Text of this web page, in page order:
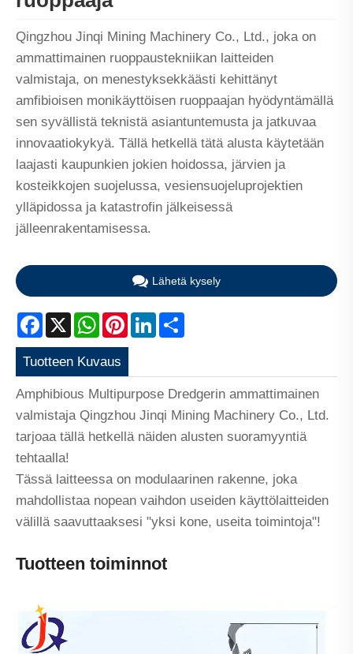
Qingzhou Jinqi Mining Machinery Co., Ltd., joka on
ammattimainen ruoppaustekniikan laitteiden
valmistaja, on menestyksekkäästi kehittänyt
amfibioisen monikäyttöisen ruoppaajan hyödyntämällä
sen syvällistä teknistä asiantuntemusta ja jatkuvaa
innovaatiokykyä. Tällä hetkellä tätä alusta käytetään
laajasti kaupunkien jokien hoidossa, järvien ja
kosteikkojen suojelussa, vesiensuojeluprojektien
ylläpidossa ja katastrofin jälkeisessä
jälleenrakentamisessa.
Lähetä kysely
Facebook
X WhatsApp
PinterestLinkedIn
Tuotteen Kuvaus
Amphibious Multipurpose Dredgerin ammattimainen
valmistaja Qingzhou Jinqi Mining Machinery Co., Ltd.
tarjoaa tällä hetkellä näiden alusten suoramyyntiä
tehtaalla!
Tässä laitteessa on modulaarinen rakenne, joka
mahdollistaa nopean vaihdon useiden käyttölaitteiden
välillä saavuttaaksesi "yksi kone, useita toimintoja"!
Tuotteen toiminnot